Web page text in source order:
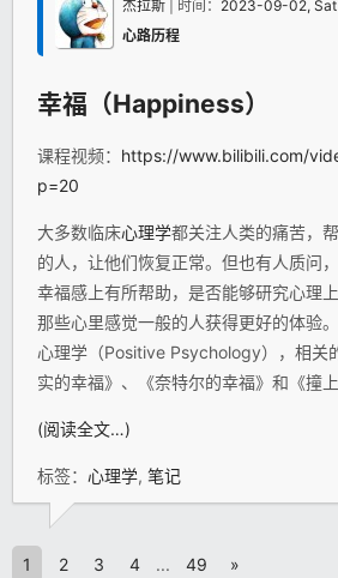
杰拉斯 | 时间： 2023-09-02, Sat
心路历程
幸福（Happiness）
课程视频： https://www.bilibili.com/
p=20
大多数临床心理学都关注人类的痛苦，
的人，让他们恢复正常。但也有人质问，
幸福感上有所帮助，是否能够研究心理
那些心里感觉一般的人获得更好的体验
心理学（Positive Psychology），相关
实的幸福》、《奈特尔的幸福》和《撞上
(阅读全文…)
标签： 心理学, 笔记
1 2 3 4 ... 49 »